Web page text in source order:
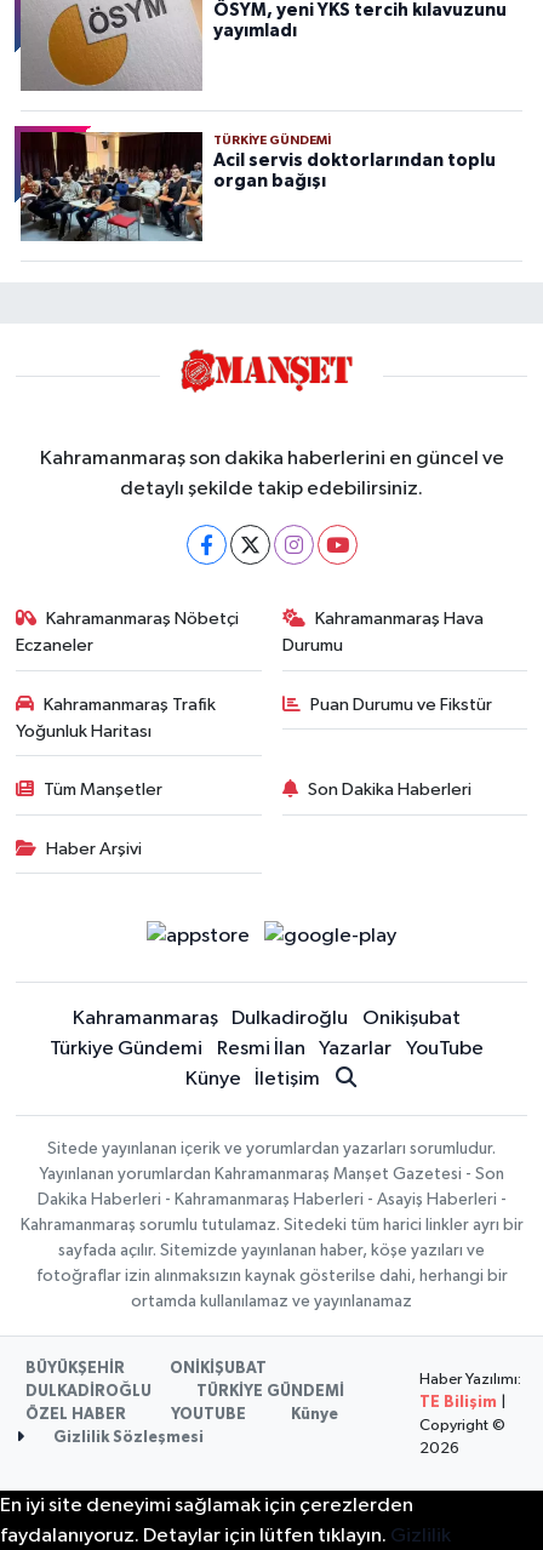
ÖSYM, yeni YKS tercih kılavuzunu
yayımladı
TÜRKIYE GÜNDEMI
Acil servis doktorlarından toplu
organ bağışı
Kahramanmaraş son dakika haberlerini en güncel ve
detaylı şekilde takip edebilirsiniz.
Kahramanmaraş Nöbetçi
Eczaneler
Kahramanmaraş Hava
Durumu
Kahramanmaraş Trafik
Yoğunluk Haritası
Puan Durumu ve Fikstür
Tüm Manşetler Son Dakika Haberleri
Haber Arşivi
Kahramanmaraş Dulkadiroğlu
Onikişubat
Türkiye Gündemi
Resmi İlan Yazarlar
YouTube
Künye
İletişim
Sitede yayınlanan içerik ve yorumlardan yazarları sorumludur.
Yayınlanan yorumlardan Kahramanmaraş Manşet Gazetesi - Son
Dakika Haberleri - Kahramanmaraş Haberleri - Asayiş Haberleri -
Kahramanmaraş sorumlu tutulamaz. Sitedeki tüm harici linkler ayrı bir
sayfada açılır. Sitemizde yayınlanan haber, köşe yazıları ve
fotoğraflar izin alınmaksızın kaynak gösterilse dahi, herhangi bir
ortamda kullanılamaz ve yayınlanamaz
BÜYÜKŞEHİR
ONİKİŞUBAT
DULKADİROĞLU
TÜRKİYE GÜNDEMİ
ÖZEL HABER
YOUTUBE
Künye
Gizlilik Sözleşmesi
Haber Yazılımı:
TE Bilişim
Copyright ©
2026
En iyi site deneyimi sağlamak için çerezlerden
faydalanıyoruz. Detaylar için lütfen tıklayın. Gizlilik